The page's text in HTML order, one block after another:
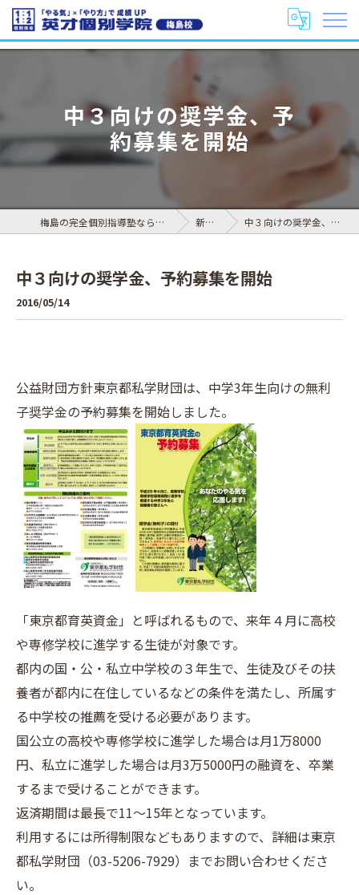
中３向けの奨学金、予
約募集を開始
梅島の完全個別指導塾なら英才個別学院 梅島校 新着情報 中３向けの奨学金、予約募集を開始
中３向けの奨学金、予約募集を開始
2016/05/14
公益財団方針東京都私学財団は、中学3年生向けの無利
子奨学金の予約募集を開始しました。
「東京都育英資金」と呼ばれるもので、来年４月に高校
や専修学校に進学する生徒が対象です。
都内の国・公・私立中学校の３年生で、生徒及びその扶
養者が都内に在住しているなどの条件を満たし、所属す
る中学校の推薦を受ける必要があります。
国公立の高校や専修学校に進学した場合は月1万8000
円、私立に進学した場合は月3万5000円の融資を、卒業
するまで受けることができます。
返済期間は最長で11～15年となっています。
利用するには所得制限などもありますので、詳細は東京
都私学財団（03-5206-7929）までお問い合わせくださ
い。